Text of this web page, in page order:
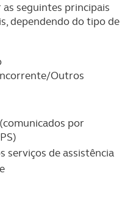
seguintes principais
dependendo do tipo de
Outros
por
serviços de assistência